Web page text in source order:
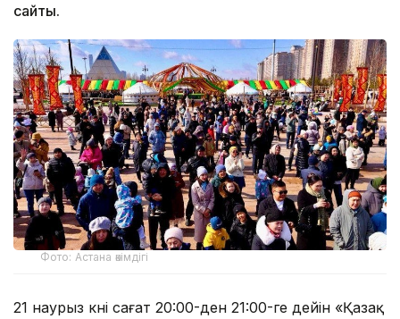
сайты.
Фото: Астана әкімдігі
21 наурыз күні сағат 20:00-ден 21:00-ге дейін «Қазақ